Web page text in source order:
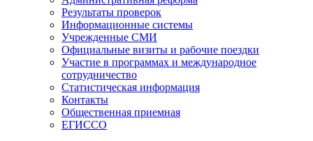
Результаты проверок
Информационные системы
Учрежденные СМИ
Официальные визиты и рабочие поездки
Участие в программах и международное
сотрудничество
Статистическая информация
Контакты
Общественная приемная
ЕГИССО